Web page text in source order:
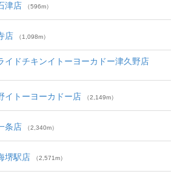
津店 （596m）
店 （1,098m）
イドチキンイトーヨーカドー津久野店
イトーヨーカドー店 （2,149m）
条店 （2,340m）
堺駅店 （2,571m）